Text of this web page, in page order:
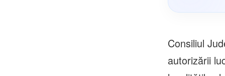
Consiliul
autorizării